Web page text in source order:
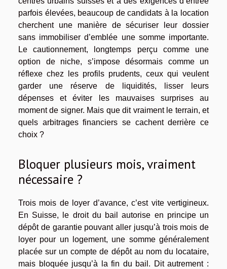
parfois élevées, beaucoup de candidats à la location
cherchent une manière de sécuriser leur dossier
sans immobiliser d’emblée une somme importante.
Le cautionnement, longtemps perçu comme une
option de niche, s’impose désormais comme un
réflexe chez les profils prudents, ceux qui veulent
garder une réserve de liquidités, lisser leurs
dépenses et éviter les mauvaises surprises au
moment de signer. Mais que dit vraiment le terrain, et
quels arbitrages financiers se cachent derrière ce
choix ?
Bloquer plusieurs mois, vraiment
nécessaire ?
Trois mois de loyer d’avance, c’est vite vertigineux.
En Suisse, le droit du bail autorise en principe un
dépôt de garantie pouvant aller jusqu’à trois mois de
loyer pour un logement, une somme généralement
placée sur un compte de dépôt au nom du locataire,
mais bloquée jusqu’à la fin du bail. Dit autrement :